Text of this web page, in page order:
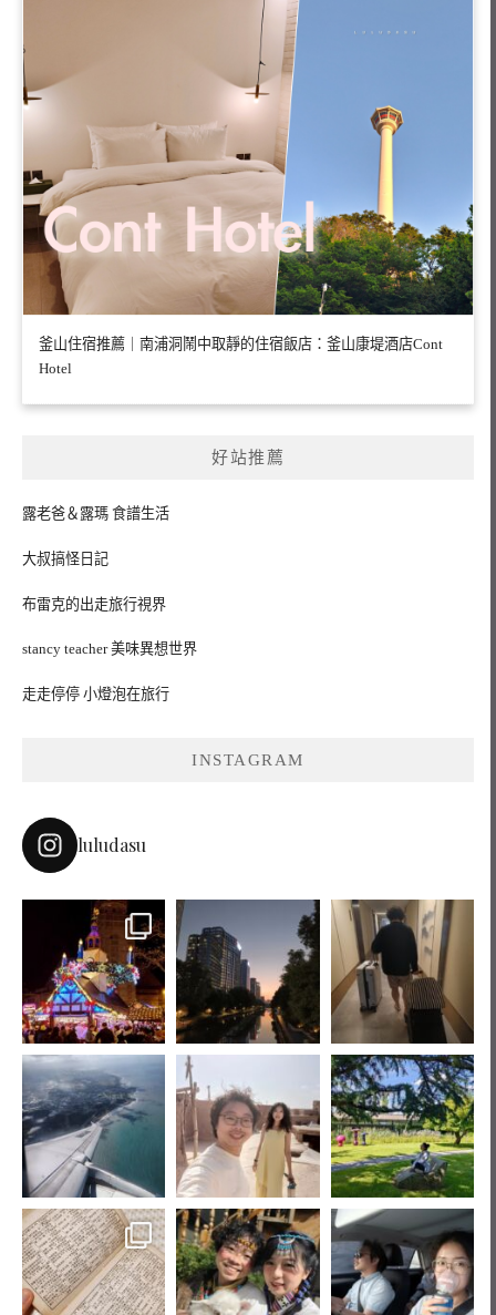
釜山住宿推薦｜南浦洞鬧中取靜的住宿飯店：釜山康堤酒店Cont
Hotel
好站推薦
露老爸＆露瑪 食譜生活
大叔搞怪日記
布雷克的出走旅行視界
stancy teacher 美味異想世界
走走停停 小燈泡在旅行
INSTAGRAM
luludasu